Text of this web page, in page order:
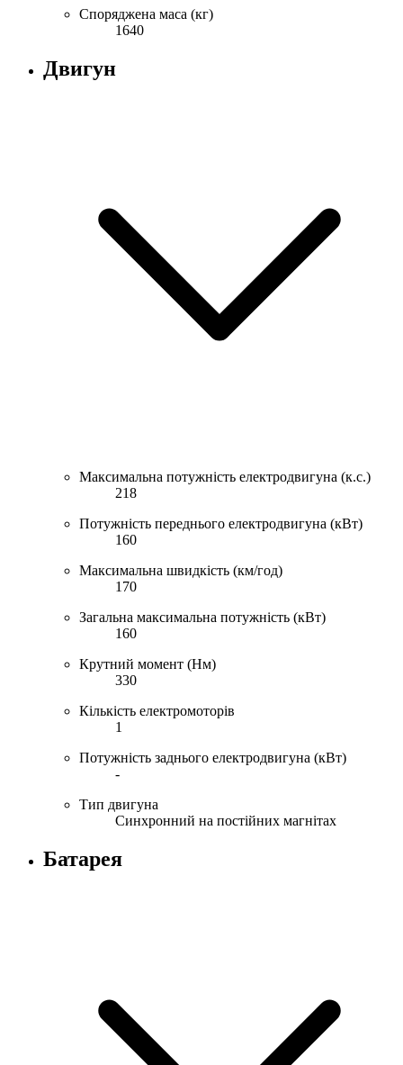
Споряджена маса (кг)
1640
Двигун
Максимальна потужність електродвигуна (к.с.)
218
Потужність переднього електродвигуна (кВт)
160
Максимальна швидкість (км/год)
170
Загальна максимальна потужність (кВт)
160
Крутний момент (Нм)
330
Кількість електромоторів
1
Потужність заднього електродвигуна (кВт)
-
Тип двигуна
Синхронний на постійних магнітах
Батарея